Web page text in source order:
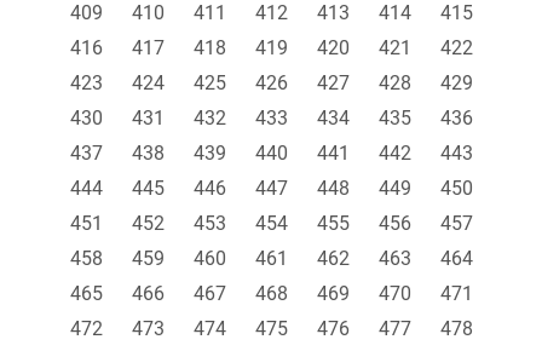
409
410 411 412 413 414
415
416
417 418 419 420 421
422
423
424 425 426 427 428
429
430
431 432 433 434 435
436
437
438 439 440 441 442
443
444
445 446 447 448 449
450
451
452 453 454 455 456
457
458
459 460 461 462 463
464
465
466 467 468 469 470
471
472
473 474 475 476 477
478